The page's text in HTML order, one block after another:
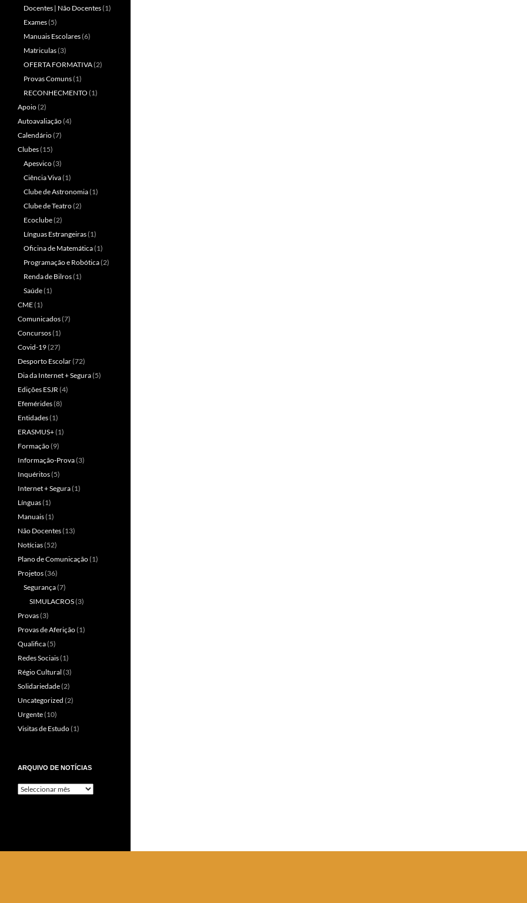
Docentes | Não Docentes(1)
Exames(5)
Manuais Escolares(6)
Matriculas(3)
OFERTA FORMATIVA(2)
Provas Comuns(1)
RECONHECMENTO (1)
Apoio(2)
Autoavaliação(4)
Calendário(7)
Clubes(15)
Apesvico(3)
Ciência Viva(1)
Clube de Astronomia(1)
Clube de Teatro(2)
Ecoclube(2)
Línguas Estrangeiras(1)
Oficina de Matemática(1)
Programação e Robótica(2)
Renda de Bilros(1)
Saúde(1)
CME(1)
Comunicados(7)
Concursos(1)
Covid-19(27)
Desporto Escolar(72)
Dia da Internet + Segura(5)
Edições ESJR (4)
Efemérides(8)
Entidades(1)
ERASMUS+(1)
Formação(9)
Informação-Prova(3)
Inquéritos(5)
Internet + Segura(1)
Línguas(1)
Manuais(1)
Não Docentes(13)
Notícias(52)
Plano de Comunicação(1)
Projetos(36)
Segurança(7)
SIMULACROS(3)
Provas(3)
Provas de Aferição(1)
Qualifica(5)
Redes Sociais(1)
Régio Cultural (3)
Solidariedade(2)
Uncategorized (2)
Urgente(10)
Visitas de Estudo(1)
ARQUIVO DE NOTÍCIAS
Arquivo